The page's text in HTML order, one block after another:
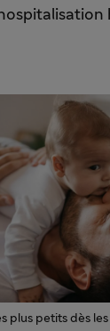
plus petits dès